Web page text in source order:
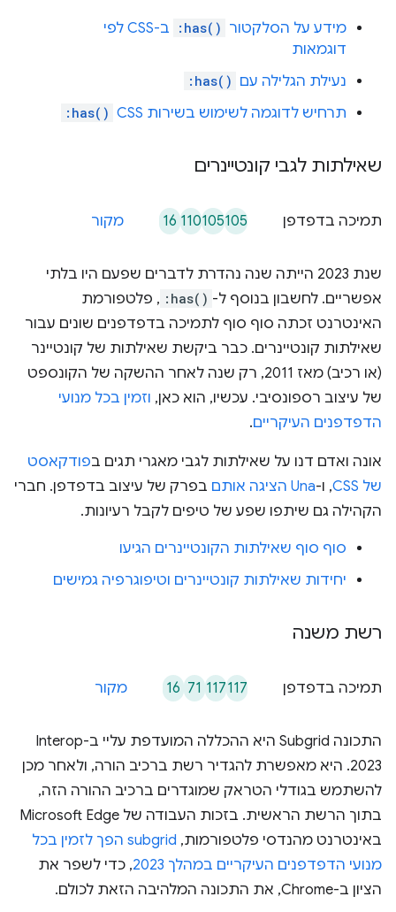
מידע על הסלקטור :has()
ב-CSS לפי
דוגמאות
נעילת הגלילה עם :has()
תרחיש לדוגמה לשימוש בשירות CSS :has()
שאילתות לגבי קונטיינרים
תמיכה בדפדפן 105
105
110
16 מקור
שנת 2023 הייתה שנה נהדרת לדברים שפעם היו בלתי
אפשריים. לחשבון בנוסף ל- :has() , פלטפורמת
האינטרנט זכתה סוף סוף לתמיכה בדפדפנים שונים עבור
שאילתות קונטיינרים. כבר ביקשת שאילתות של קונטיינר
(או רכיב) מאז 2011, רק שנה לאחר ההשקה של הקונספט
של עיצוב רספונסיבי. עכשיו, הוא כאן, וזמין בכל מנועי
הדפדפנים העיקריים.
אונה ואדם דנו על שאילתות לגבי מאגרי תגים בפודקאסט
של CSS
, ו-Una הציגה אותם
בפרק של עיצוב בדפדפן. חברי
הקהילה גם שיתפו שפע של טיפים לקבל רעיונות.
סוף סוף שאילתות הקונטיינרים הגיעו
יחידות שאילתות קונטיינרים וטיפוגרפיה גמישים
רשת משנה
תמיכה בדפדפן 117
117
71
16 מקור
התכונה Subgrid היא ההכללה המועדפת עליי ב-Interop
2023. היא מאפשרת להגדיר רשת ברכיב הורה, ולאחר מכן
להשתמש בגודלי הטראק שמוגדרים ברכיב ההורה הזה,
בתוך הרשת הראשית. בזכות העבודה של Microsoft Edge
באינטרנט מהנדסי פלטפורמות,
subgrid הפך לזמין בכל
מנועי הדפדפנים העיקריים במהלך 2023
, כדי לשפר את
הציון ב-Chrome, את התכונה המלהיבה הזאת לכולם.